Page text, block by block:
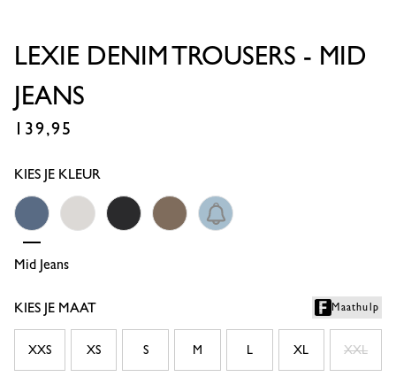
LEXIE DENIM TROUSERS - MID
JEANS
139,95
KIES JE KLEUR
Mid JeansOff White
KIES JE MAAT Maathulp
XXS XS S M L XL XXL